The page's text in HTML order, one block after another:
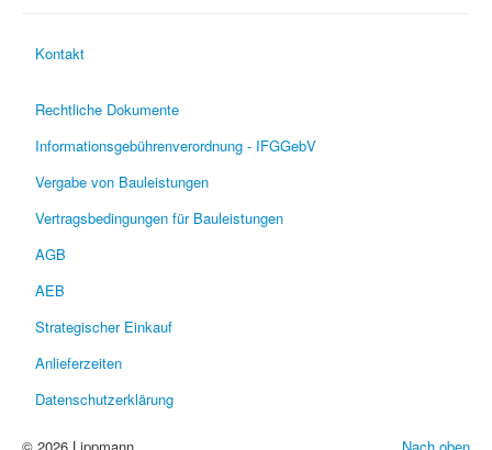
Kontakt
Rechtliche Dokumente
Informationsgebührenverordnung - IFGGebV
Vergabe von Bauleistungen
Vertragsbedingungen für Bauleistungen
AGB
AEB
Strategischer Einkauf
Anlieferzeiten
Datenschutzerklärung